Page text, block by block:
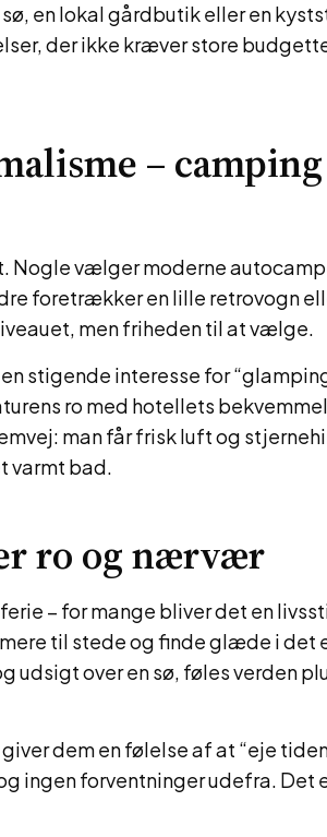
en lokal gårdbutik eller en
der ikke kræver store
–
Nogle vælger moderne
foretrækker en lille retrovogn
men friheden til at vælge.
stigende interesse for
ro med hotellets
man får frisk luft og
varmt bad.
ro og nærvær
– for mange bliver det en
til stede og finde glæde i det
udsigt over en sø, føles verden
dem en følelse af at “eje
ingen forventninger udefra. Det